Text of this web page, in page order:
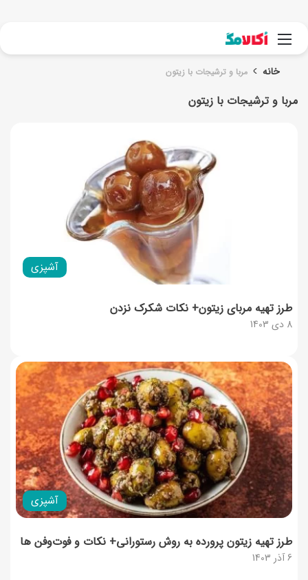
منو
خانه مربا و ترشیجات با زیتون
مربا و ترشیجات با زیتون
آشپزی
8 دی 1403
طرز تهیه مربای زیتون+ نکات شکرک نزدن
آشپزی
6 آذر 1403
طرز تهیه زیتون پرورده به روش رستورانی+ نکات و فوت‌وفن ها